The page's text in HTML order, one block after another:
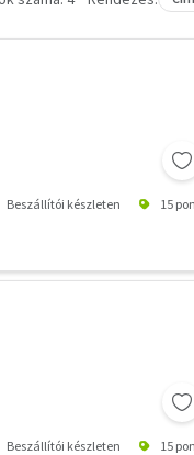
Beszállítói készleten 15
Beszállítói készleten 15